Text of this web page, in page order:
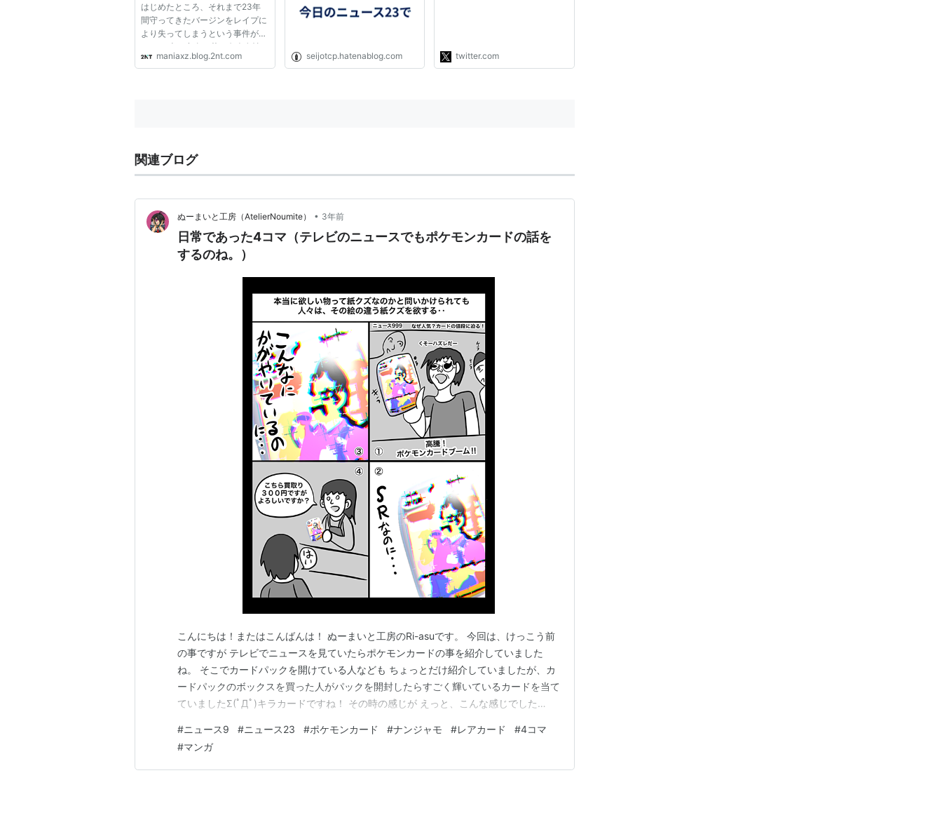
はじめたところ、それまで23年
間守ってきたバージンをレイプに
より失ってしまうという事件があ
った。 南ア出身の若い白人女性
が韓国で英語教師をするために一
maniaxz.blog.2nt.com seijotcp.hatenablog.com
たい人に頼んでください」と
言ってしまった。「ニュース
twitter.com
関連ブログ
ぬーまいと工房（AtelierNoumite） • 3年前
日常であった4コマ（テレビのニュースでもポケモンカードの話を
するのね。）
こんにちは！またはこんばんは！ ぬーまいと工房のRi-asuです。 今回は、けっこう前
の事ですが テレビでニュースを見ていたらポケモンカードの事を紹介していました
ね。 そこでカードパックを開けている人なども ちょっとだけ紹介していましたが、カ
ードパックのボックスを買った人がパックを開封したらすごく輝いているカードを当て
ていましたΣ(ﾟДﾟ)キラカードですね！ その時の感じが えっと、こんな感じでした
ポケモンカードの話をするのね。） と言う感じで 男の方が絵が全体に描かれたキラカ
ードを当てたのですが、（外れた―）と…
#ニュース9 #ニュース23 #ポケモンカード #ナンジャモ #レアカード #4コマ
#マンガ